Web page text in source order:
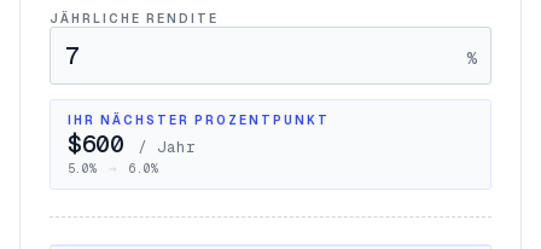
JÄHRLICHE RENDITE
%
IHR NÄCHSTER PROZENTPUNKT
$600 / Jahr
5.0% → 6.0%